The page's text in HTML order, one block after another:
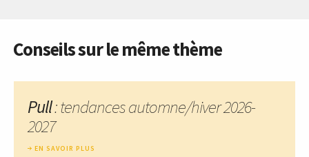
Conseils sur le même thème
Pull: tendances automne/hiver 2026-
2027
EN SAVOIR PLUS